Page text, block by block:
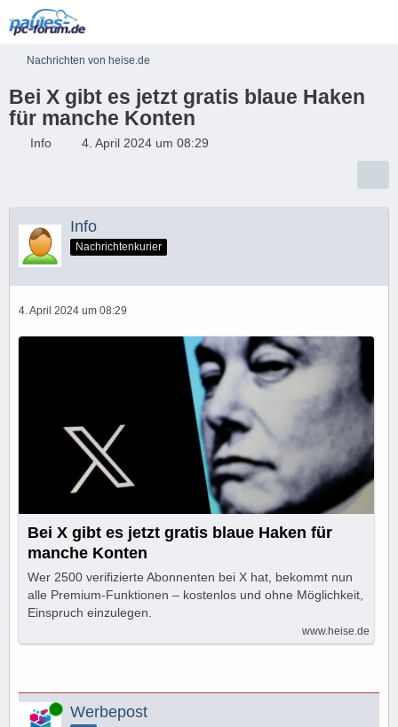
Nachrichten von heise.de
Bei X gibt es jetzt gratis blaue Haken
für manche Konten
Info 4. April 2024 um 08:29
Info
Nachrichtenkurier
4. April 2024 um 08:29
Bei X gibt es jetzt gratis blaue Haken für
manche Konten
Wer 2500 verifizierte Abonnenten bei X hat, bekommt nun
alle Premium-Funktionen – kostenlos und ohne Möglichkeit,
Einspruch einzulegen.
www.heise.de
Online Werbepost